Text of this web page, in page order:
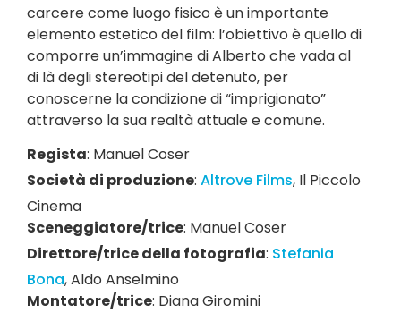
carcere come luogo fisico è un importante
elemento estetico del film: l’obiettivo è quello di
comporre un’immagine di Alberto che vada al
di là degli stereotipi del detenuto, per
conoscerne la condizione di “imprigionato”
attraverso la sua realtà attuale e comune.
Regista: Manuel Coser
Società di produzione: Altrove Films, Il Piccolo
Cinema
Sceneggiatore/trice: Manuel Coser
Direttore/trice della fotografia: Stefania
Bona,Aldo Anselmino
Montatore/trice: Diana Giromini